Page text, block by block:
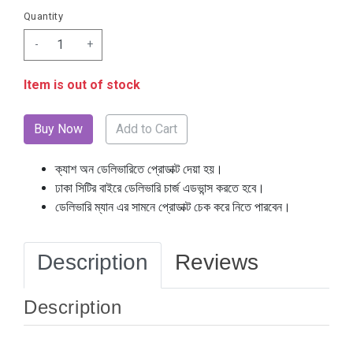
Quantity
- +
Item is out of stock
Add to Cart
ক্যাশ অন ডেলিভারিতে প্রোডাক্ট দেয়া হয়।
ঢাকা সিটির বাইরে ডেলিভারি চার্জ এডভান্স করতে হবে।
ডেলিভারি ম্যান এর সামনে প্রোডাক্ট চেক করে নিতে পারবেন।
Description Reviews
Description